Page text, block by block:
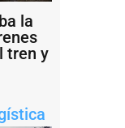
la
tren y